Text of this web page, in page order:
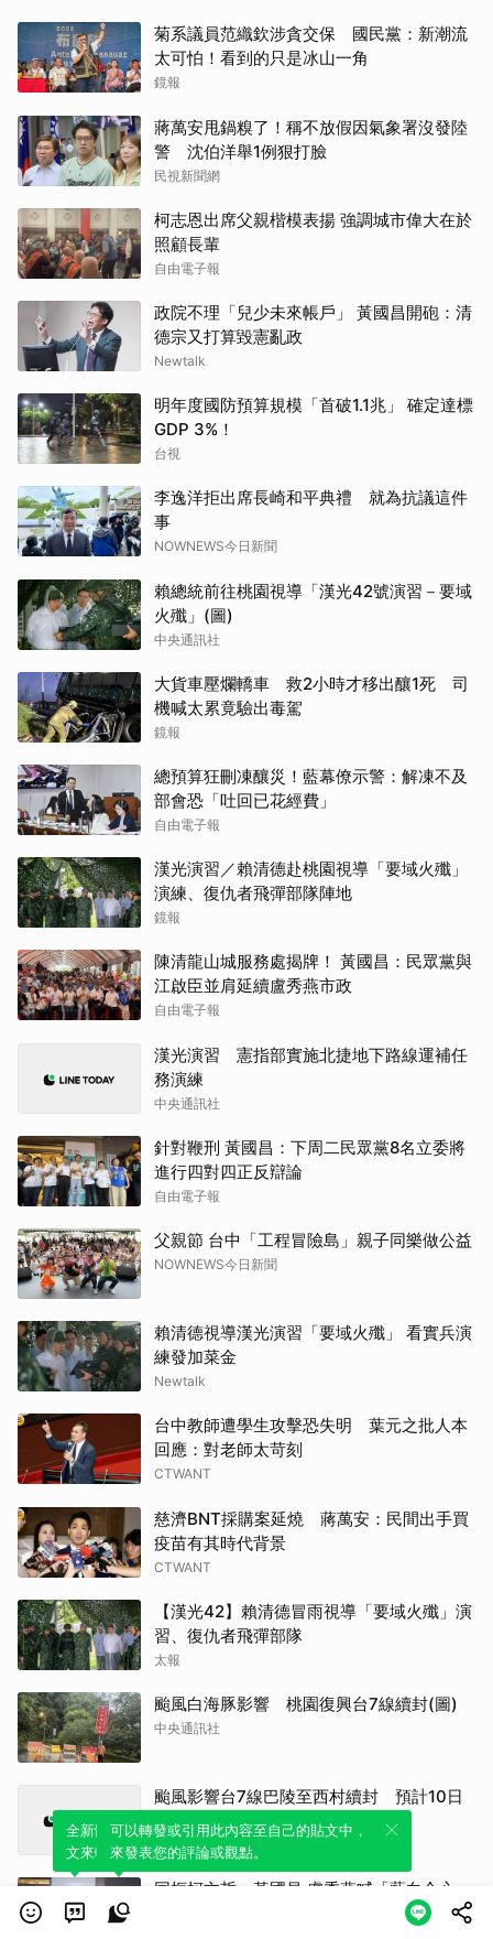
菊系議員范織欽涉貪交保 國民黨：新潮流
太可怕！看到的只是冰山一角
鏡報
蔣萬安甩鍋糗了！稱不放假因氣象署沒發陸
警 沈伯洋舉1例狠打臉
民視新聞網
柯志恩出席父親楷模表揚 強調城市偉大在於
照顧長輩
自由電子報
政院不理「兒少未來帳戶」 黃國昌開砲：清
德宗又打算毀憲亂政
Newtalk
明年度國防預算規模「首破1.1兆」 確定達標
GDP 3%！
台視
李逸洋拒出席長崎和平典禮 就為抗議這件
事
NOWNEWS今日新聞
賴總統前往桃園視導「漢光42號演習－要域
火殲」(圖)
中央通訊社
大貨車壓爛轎車 救2小時才移出釀1死 司
機喊太累竟驗出毒駕
鏡報
總預算狂刪凍釀災！藍幕僚示警：解凍不及
部會恐「吐回已花經費」
自由電子報
漢光演習／賴清德赴桃園視導「要域火殲」
演練、復仇者飛彈部隊陣地
鏡報
陳清龍山城服務處揭牌！ 黃國昌：民眾黨與
江啟臣並肩延續盧秀燕市政
自由電子報
漢光演習 憲指部實施北捷地下路線運補任
務演練
中央通訊社
針對鞭刑 黃國昌：下周二民眾黨8名立委將
進行四對四正反辯論
自由電子報
父親節 台中「工程冒險島」親子同樂做公益
NOWNEWS今日新聞
賴清德視導漢光演習「要域火殲」 看實兵演
練發加菜金
Newtalk
台中教師遭學生攻擊恐失明 葉元之批人本
回應：對老師太苛刻
CTWANT
慈濟BNT採購案延燒 蔣萬安：民間出手買
疫苗有其時代背景
CTWANT
【漢光42】賴清德冒雨視導「要域火殲」演
習、復仇者飛彈部隊
太報
颱風白海豚影響 桃園復興台7線續封(圖)
中央通訊社
颱風影響台7線巴陵至西村續封 預計10日
上午解除
中央通訊社
同框柯文哲、黃國昌 盧秀燕喊「藍白合心」
全新體驗！一鍵引用此內容，透過發布貼
文來輕鬆表達個人立場。
可以轉發或引用此內容至自己的貼文中，
來發表您的評論或觀點。